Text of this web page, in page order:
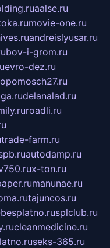
aalse.ru
movie-one.ru
andreislyusar.ru
i-grom.ru
evro-dez.ru
delanalad.ru
roadli.ru
trade-farm.ru
autodamp.ru
x-ton.ru
manunae.ru
tajuncos.ru
splclub.ru
cleanmedicine.ru
seks-365.ru